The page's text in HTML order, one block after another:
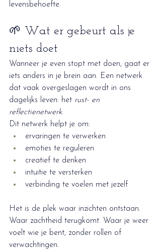
levensbehoefte.
🌱 Wat er gebeurt als je
niets doet
Wanneer je even stopt met doen, gaat er
iets anders in je brein aan. Een netwerk
dat vaak overgeslagen wordt in ons
dagelijks leven: het rust- en
reflectienetwerk.
Dit netwerk helpt je om:
ervaringen te verwerken
emoties te reguleren
creatief te denken
intuïtie te versterken
verbinding te voelen met jezelf
Het is de plek waar inzichten ontstaan.
Waar zachtheid terugkomt. Waar je weer
voelt wie je bent, zonder rollen of
verwachtingen.